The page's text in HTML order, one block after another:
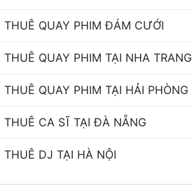
THUÊ QUAY PHIM ĐÁM CƯỚI
THUÊ QUAY PHIM TẠI NHA TRANG
THUÊ QUAY PHIM TẠI HẢI PHÒNG
THUÊ CA SĨ TẠI ĐÀ NẴNG
THUÊ DJ TẠI HÀ NỘI